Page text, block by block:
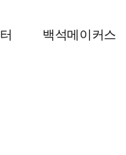
백석메이커스